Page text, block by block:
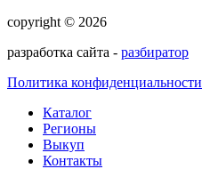
copyright © 2026
разработка сайта - разбиратор
Политика конфиденциальности
Каталог
Регионы
Выкуп
Контакты